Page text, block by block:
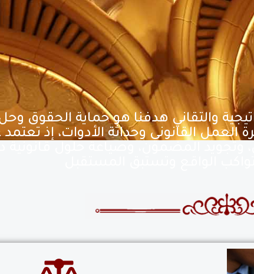
والتقاني هدفنا هو حماية الحقوق
العمل القانوني وحداثة الأدوات، إذ